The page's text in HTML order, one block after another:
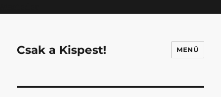
Csak a Kispest! MENÜ